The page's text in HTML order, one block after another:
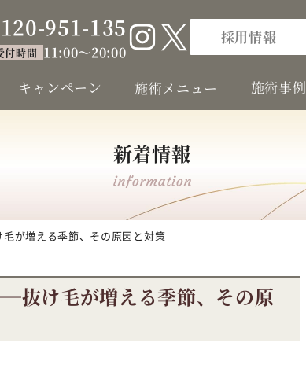
951-135
付時間 11:00～20:00
採用情報
キャンペーン 施術メニュー 施術事例
新着情報
が増える季節、その原因と対策
抜け毛が増える季節、その原